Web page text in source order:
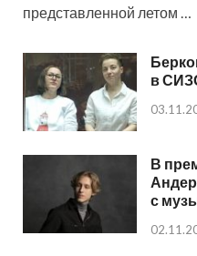
представленной летом …
в
В
с